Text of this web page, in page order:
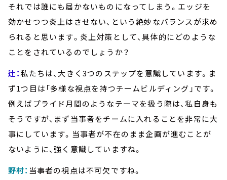
それでは誰にも届かないものになってしまう。エッジを
効かせつつ炎上はさせない、という絶妙なバランスが求め
られると思います。炎上対策として、具体的にどのような
ことをされているのでしょうか？
辻：私たちは、大きく3つのステップを意識しています。ま
ず1つ目は「多様な視点を持つチームビルディング」です。
例えばプライド月間のようなテーマを扱う際は、私自身も
そうですが、まず当事者をチームに入れることを非常に大
事にしています。当事者が不在のまま企画が進むことが
ないように、強く意識していますね。
野村： 当事者の視点は不可欠ですね。